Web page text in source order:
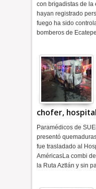
con brigadistas de la
hayan registrado
fuego ha sido
bomberos de
chofer,
Paramédicos de
presentó
fue trasladado al
AméricasLa combi
la Ruta Aztlán y sin